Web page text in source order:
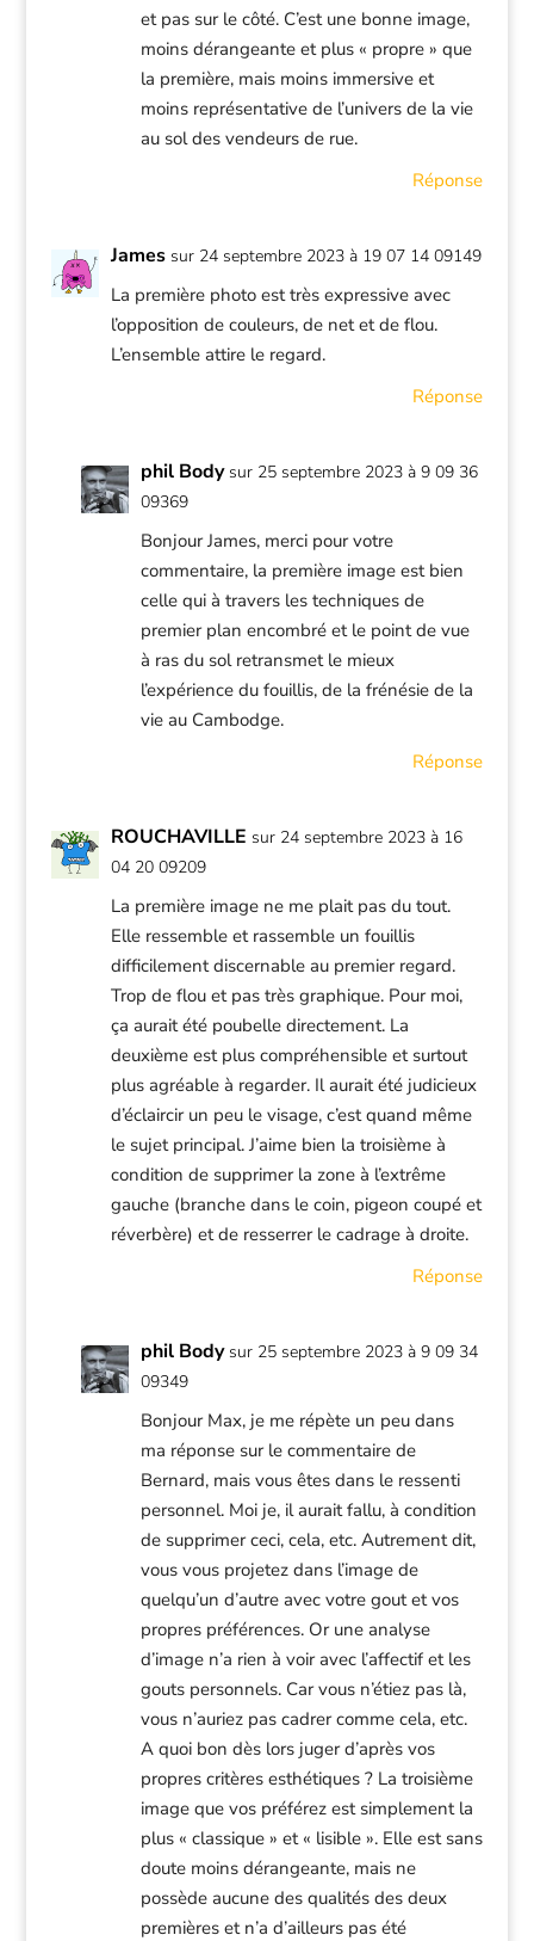
et pas sur le côté. C’est une bonne image,
moins dérangeante et plus « propre » que
la première, mais moins immersive et
moins représentative de l’univers de la vie
au sol des vendeurs de rue.
Réponse
James sur 24 septembre 2023 à 19 07 14 09149
La première photo est très expressive avec
l’opposition de couleurs, de net et de flou.
L’ensemble attire le regard.
Réponse
phil Body sur 25 septembre 2023 à 9 09 36
09369
Bonjour James, merci pour votre
commentaire, la première image est bien
celle qui à travers les techniques de
premier plan encombré et le point de vue
à ras du sol retransmet le mieux
l’expérience du fouillis, de la frénésie de la
vie au Cambodge.
Réponse
ROUCHAVILLE sur 24 septembre 2023 à 16
04 20 09209
La première image ne me plait pas du tout.
Elle ressemble et rassemble un fouillis
difficilement discernable au premier regard.
Trop de flou et pas très graphique. Pour moi,
ça aurait été poubelle directement. La
deuxième est plus compréhensible et surtout
plus agréable à regarder. Il aurait été judicieux
d’éclaircir un peu le visage, c’est quand même
le sujet principal. J’aime bien la troisième à
condition de supprimer la zone à l’extrême
gauche (branche dans le coin, pigeon coupé et
réverbère) et de resserrer le cadrage à droite.
Réponse
phil Body sur 25 septembre 2023 à 9 09 34
09349
Bonjour Max, je me répète un peu dans
ma réponse sur le commentaire de
Bernard, mais vous êtes dans le ressenti
personnel. Moi je, il aurait fallu, à condition
de supprimer ceci, cela, etc. Autrement dit,
vous vous projetez dans l’image de
quelqu’un d’autre avec votre gout et vos
propres préférences. Or une analyse
d’image n’a rien à voir avec l’affectif et les
gouts personnels. Car vous n’étiez pas là,
vous n’auriez pas cadrer comme cela, etc.
A quoi bon dès lors juger d’après vos
propres critères esthétiques ? La troisième
image que vos préférez est simplement la
plus « classique » et « lisible ». Elle est sans
doute moins dérangeante, mais ne
possède aucune des qualités des deux
premières et n’a d’ailleurs pas été